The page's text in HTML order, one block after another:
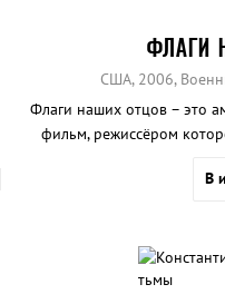
ФЛАГИ
США, 2006,
Флаги наших отцов – это
фильм, режиссёром
В